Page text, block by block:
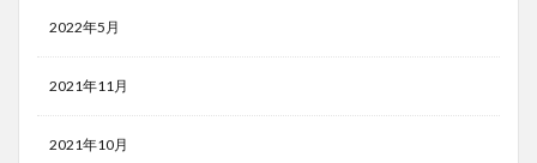
2022年5月
2021年11月
2021年10月